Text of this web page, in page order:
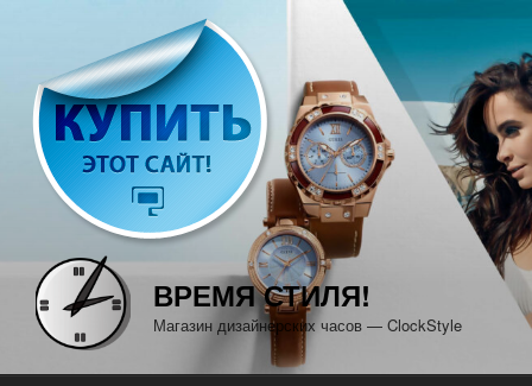
содержимому
ВРЕМЯ СТИЛЯ!
Магазин дизайнерских часов — ClockStyle